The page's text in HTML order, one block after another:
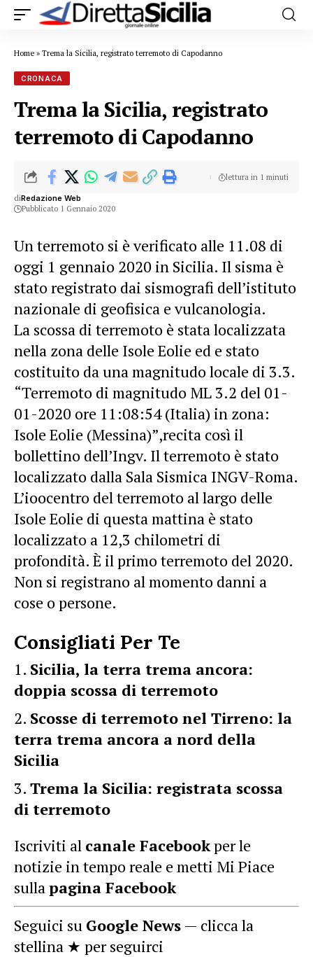
Home » Trema la Sicilia, registrato terremoto di Capodanno
CRONACA
Trema la Sicilia, registrato
terremoto di Capodanno
diRedazione Web
Pubblicato 1 Gennaio 2020
lettura in 1 minuti
Un terremoto si è verificato alle 11.08 di
oggi 1 gennaio 2020 in Sicilia. Il sisma è
stato registrato dai sismografi dell’istituto
nazionale di geofisica e vulcanologia.
La scossa di terremoto è stata localizzata
nella zona delle Isole Eolie ed e stato
costituito da una magnitudo locale di 3.3.
“Terremoto di magnitudo ML 3.2 del 01-
01-2020 ore 11:08:54 (Italia) in zona:
Isole Eolie (Messina)”,recita così il
bollettino dell’Ingv. Il terremoto è stato
localizzato dalla Sala Sismica INGV-Roma.
L’ioocentro del terremoto al largo delle
Isole Eolie di questa mattina è stato
localizzato a 12,3 chilometri di
profondità. È il primo terremoto del 2020.
Non si registrano al momento danni a
cose o persone.
Consigliati Per Te
Sicilia, la terra trema ancora:
doppia scossa di terremoto
Scosse di terremoto nel Tirreno: la
terra trema ancora a nord della
Sicilia
Trema la Sicilia: registrata scossa
di terremoto
Iscriviti al canale Facebookper le
notizie in tempo reale e metti Mi Piace
sullapagina Facebook
Seguici su Google News — clicca la
stellina ★ per seguirci